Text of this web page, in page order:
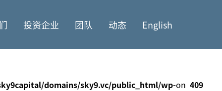
投资企业 团队 动态 English
domains/sky9.vc/public_html/wp-on 409